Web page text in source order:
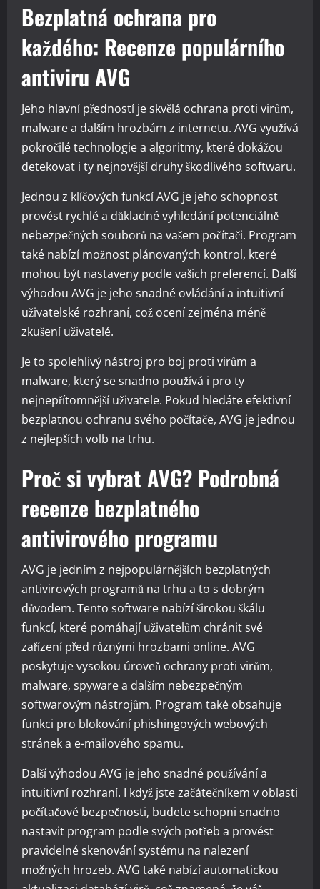
Bezplatná ochrana pro
každého: Recenze populárního
antiviru AVG
Jeho hlavní předností je skvělá ochrana proti virům,
malware a dalším hrozbám z internetu. AVG využívá
pokročilé technologie a algoritmy, které dokážou
detekovat i ty nejnovější druhy škodlivého softwaru.
Jednou z klíčových funkcí AVG je jeho schopnost
provést rychlé a důkladné vyhledání potenciálně
nebezpečných souborů na vašem počítači. Program
také nabízí možnost plánovaných kontrol, které
mohou být nastaveny podle vašich preferencí. Další
výhodou AVG je jeho snadné ovládání a intuitivní
uživatelské rozhraní, což ocení zejména méně
zkušení uživatelé.
Je to spolehlivý nástroj pro boj proti virům a
malware, který se snadno používá i pro ty
nejnepřítomnější uživatele. Pokud hledáte efektivní
bezplatnou ochranu svého počítače, AVG je jednou
z nejlepších volb na trhu.
Proč si vybrat AVG? Podrobná
recenze bezplatného
antivirového programu
AVG je jedním z nejpopulárnějších bezplatných
antivirových programů na trhu a to s dobrým
důvodem. Tento software nabízí širokou škálu
funkcí, které pomáhají uživatelům chránit své
zařízení před různými hrozbami online. AVG
poskytuje vysokou úroveň ochrany proti virům,
malware, spyware a dalším nebezpečným
softwarovým nástrojům. Program také obsahuje
funkci pro blokování phishingových webových
stránek a e-mailového spamu.
Další výhodou AVG je jeho snadné používání a
intuitivní rozhraní. I když jste začátečníkem v oblasti
počítačové bezpečnosti, budete schopni snadno
nastavit program podle svých potřeb a provést
pravidelné skenování systému na nalezení
možných hrozeb. AVG také nabízí automatickou